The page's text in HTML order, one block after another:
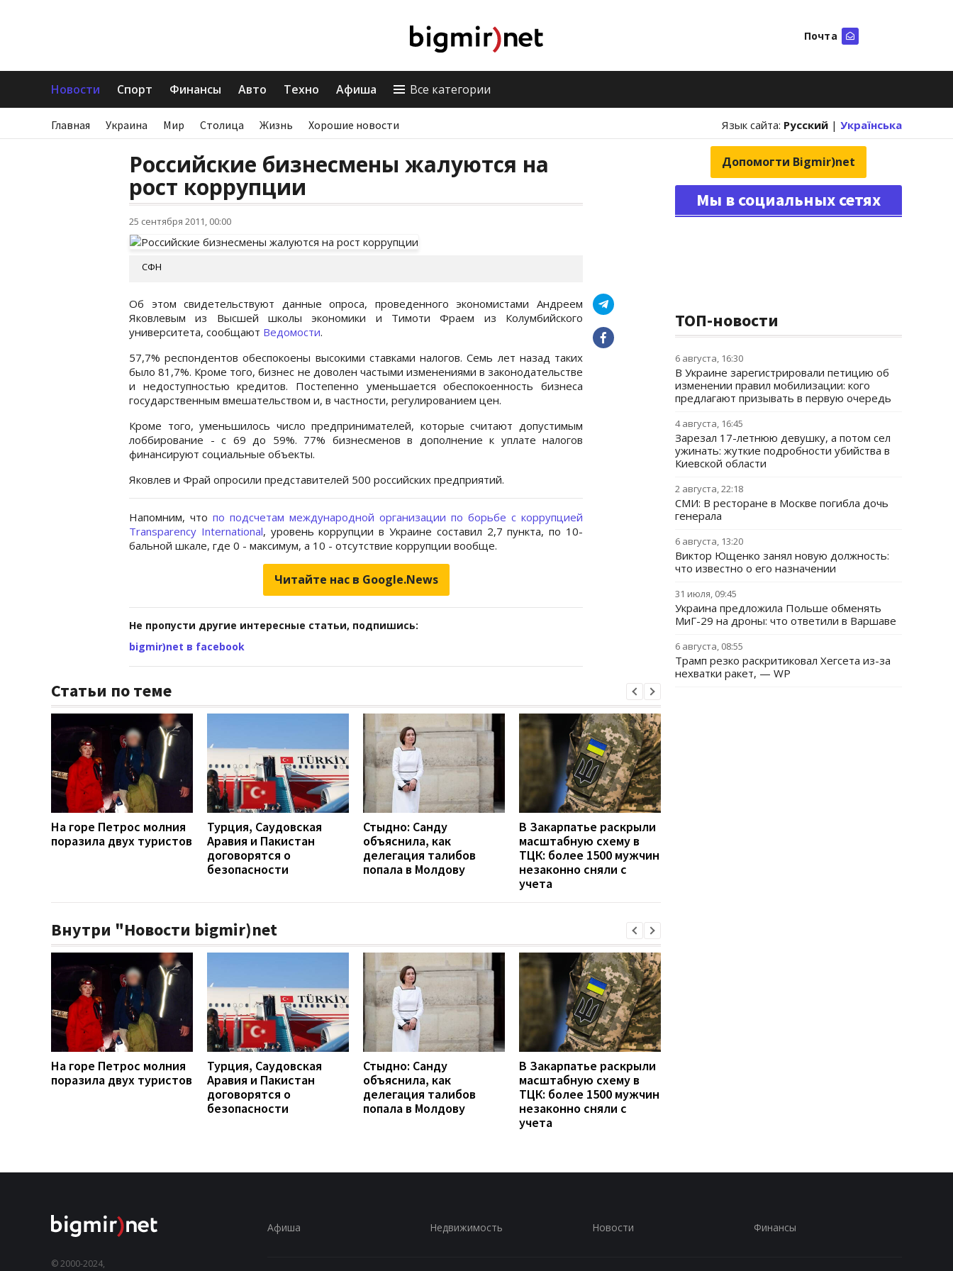
Почта
Новости Спорт Финансы Авто Техно Афиша Все категории
Главная Украина Мир Столица Жизнь Хорошие новости Язык сайта: Русский | Українська
Российские бизнесмены жалуются на
рост коррупции
25 сентября 2011, 00:00
СФН
Об этом свидетельствуют данные опроса, проведенного экономистами Андреем
Яковлевым из Высшей школы экономики и Тимоти Фраем из Колумбийского
университета, сообщают Ведомости.
57,7% респондентов обеспокоены высокими ставками налогов. Семь лет назад таких
было 81,7%. Кроме того, бизнес не доволен частыми изменениями в законодательстве
и недоступностью кредитов. Постепенно уменьшается обеспокоенность бизнеса
государственным вмешательством и, в частности, регулированием цен.
Кроме того, уменьшилось число предпринимателей, которые считают допустимым
лоббирование - с 69 до 59%. 77% бизнесменов в дополнение к уплате налогов
финансируют социальные объекты.
Яковлев и Фрай опросили представителей 500 российских предприятий.
Напомним, что по подсчетам международной организации по борьбе с коррупцией
Transparency International, уровень коррупции в Украине составил 2,7 пункта, по 10-
бальной шкале, где 0 - максимум, а 10 - отсутствие коррупции вообще.
Читайте нас в Google.News
Не пропусти другие интересные статьи, подпишись:
bigmir)net в facebook
Статьи по теме
На горе Петрос молния
поразила двух туристов
Турция, Саудовская
Аравия и Пакистан
договорятся о
безопасности
Стыдно: Санду
объяснила, как
делегация талибов
попала в Молдову
В Закарпатье раскрыли
масштабную схему в
ТЦК: более 1500 мужчин
незаконно сняли с
учета
Внутри "Новости bigmir)net
На горе Петрос молния
поразила двух туристов
Турция, Саудовская
Аравия и Пакистан
договорятся о
безопасности
Стыдно: Санду
объяснила, как
делегация талибов
попала в Молдову
В Закарпатье раскрыли
масштабную схему в
ТЦК: более 1500 мужчин
незаконно сняли с
учета
Допомогти Bigmir)net
Мы в социальных сетях
ТОП-новости
6 августа, 16:30
В Украине зарегистрировали петицию об
изменении правил мобилизации: кого
предлагают призывать в первую очередь
4 августа, 16:45
Зарезал 17-летнюю девушку, а потом сел
ужинать: жуткие подробности убийства в
Киевской области
2 августа, 22:18
СМИ: В ресторане в Москве погибла дочь
генерала
6 августа, 13:20
Виктор Ющенко занял новую должность:
что известно о его назначении
31 июля, 09:45
Украина предложила Польше обменять
МиГ-29 на дроны: что ответили в Варшаве
6 августа, 08:55
Трамп резко раскритиковал Хегсета из-за
нехватки ракет, — WP
© 2000-2024,
Афиша Недвижимость Новости Финансы